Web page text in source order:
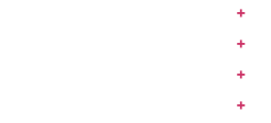
+
+
+
+